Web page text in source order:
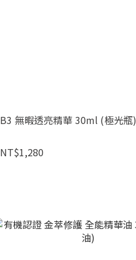
B3 無暇透亮精華 30ml (極光瓶)
NT$1,280